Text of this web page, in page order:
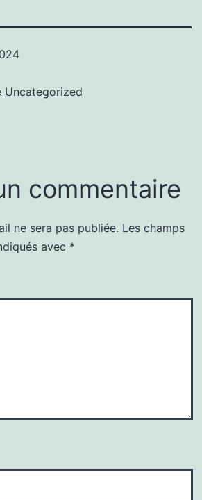
Uncategorized
commentaire
ne sera pas publiée. Les champs
avec *